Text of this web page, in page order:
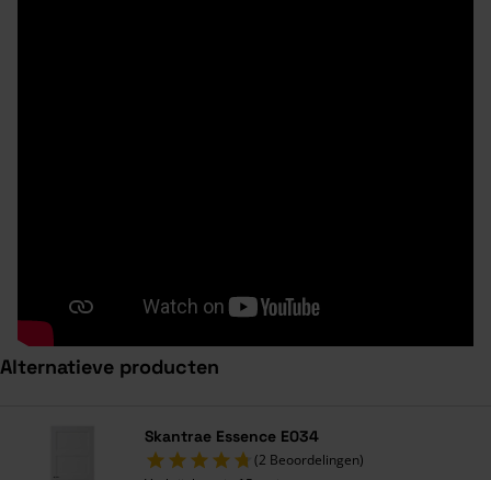
Alternatieve producten
Skantrae Essence E034
(2 Beoordelingen)